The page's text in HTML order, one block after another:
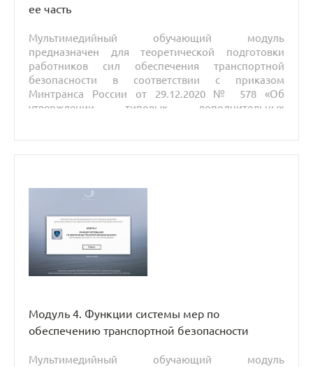
ее часть
Мультимедийный обучающий модуль
предназначен для теоретической подготовки
работников сил обеспечения транспортной
безопасности в соответствии с приказом
Минтранса России от 29.12.2020 № 578 «Об
утверждении типовых дополнительных
Модуль 4. Функции системы мер по
обеспечению транспортной безопасности
Мультимедийный обучающий модуль